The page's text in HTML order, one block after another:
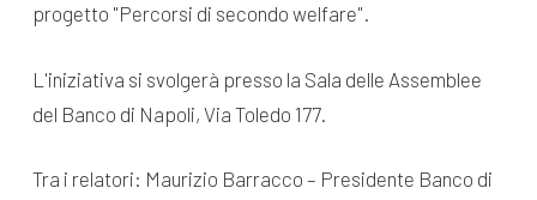
progetto "Percorsi di secondo welfare".
L'iniziativa si svolgerà presso la Sala delle Assemblee
del Banco di Napoli, Via Toledo 177.
Tra i relatori: Maurizio Barracco – Presidente Banco di